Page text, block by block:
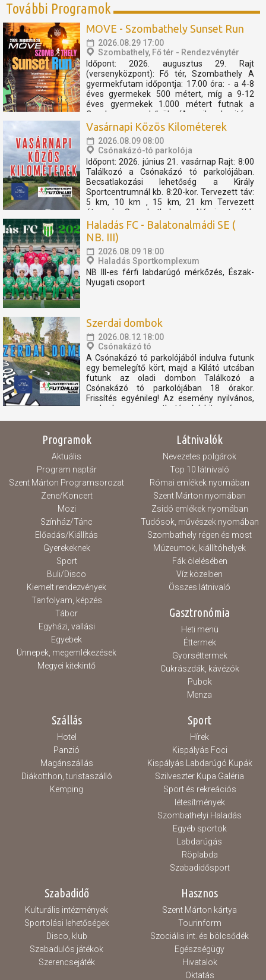
További Programok
MOVE - Szombathely Sunset Run
2026.08.29 17:00
Szombathely, Fő tér - Rendezvénytér
Időpont: 2026. augusztus 29. Rajt
(versenyközpont): Fő tér, Szombathely A
gyermekfutam időpontja: 17.00 óra: - a 4-8
éves gyermekek 500 métert, míg a 9-12
éves gyermekek 1.000 métert futnak a
Cosplay szuperhősök (Amerika kapitány,
Thor, Pókember, Venom) műsorát, és a velük
való közös bemelegítést követően....
Vasárnapi Közös Kilométerek
2026.08.09 08:00
Csónakázó-tó parkolója
Időpont: 2026. június 21. vasárnap Rajt: 8:00
Találkozó a Csónakázó tó parkolójában.
Becsatlakozási lehetőség a Király
Sportcentrumnál kb. 8:20-kor. Tervezett táv:
5 km, 10 km , 15 km, 21 km Tervezett
útvonal: Szombathely - Nárai -tovább
Pornóapáti felé, féltávnál fordulással. A
rövidebb távok féltávnál...
Haladás FC - Balatonalmádi SE (
NB. III)
2026.08.09 18:00
Haladás Sportkomplexum
NB III-es férfi labdarúgó mérkőzés, Észak-
Nyugati csoport
Szerdai dombok
2026.08.12 18:00
Csónakázó tó
A Csónakázó tó parkolójából indulva futunk
egy bemelegítő kört, majd a Kilátó utcában
futunk az oladi dombon Találkozó a
Csónakázó tó parkolójában 18 órakor.
Frissítés egyénileg! Az esemény nyilvános,
szabadon megosztható, bárkit szívesen
Programok
Aktuális
Program naptár
Szent Márton Programsorozat
Zene/Koncert
Mozi
Színház/Tánc
Előadás/Kiállítás
Gyerekeknek
Sport
Buli/Disco
Kiemelt rendezvények
Tanfolyam, képzés
Tábor
Egyházi, vallási
Egyebek
Ünnepek, megemlékezések
Megyei kitekintő
Látnivalók
Nevezetes polgárok
Top 10 látnivaló
Római emlékek nyomában
Szent Márton nyomában
Zsidó emlékek nyomában
Tudósok, művészek nyomában
Szombathely régen és most
Múzeumok, kiállítóhelyek
Fák ölelésében
Víz közelben
Összes látnivaló
Gasztronómia
Heti menü
Éttermek
Gyorséttermek
Cukrászdák, kávézók
Pubok
Menza
Szállás
Hotel
Panzió
Magánszállás
Diákotthon, turistaszálló
Kemping
Sport
Hírek
Kispályás Foci
Kispályás Labdarúgó Kupák
Szilveszter Kupa Galéria
Sport és rekreációs
létesítmények
Szombathelyi Haladás
Egyéb sportok
Labdarúgás
Röplabda
Szabadidősport
Szabadidő
Kulturális intézmények
Sportolási lehetőségek
Disco, klub
Szabadulós játékok
Szerencsejáték
Hasznos
Szent Márton kártya
Tourinform
Szociális int. és bölcsődék
Egészségügy
Hivatalok
Oktatás